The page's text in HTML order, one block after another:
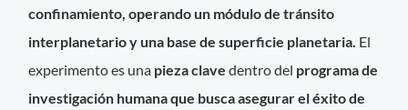
confinamiento, operando un módulo de tránsito
interplanetario y una base de superficie planetaria. El
experimento es una pieza clavedentro del programa de
investigación humana que busca asegurar el éxito de